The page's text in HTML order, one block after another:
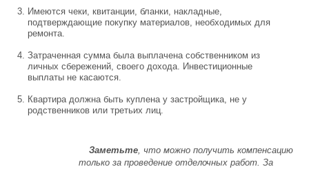
Имеются чеки, квитанции, бланки, накладные,
подтверждающие покупку материалов, необходимых для
ремонта.
Затраченная сумма была выплачена собственником из
личных сбережений, своего дохода. Инвестиционные
выплаты не касаются.
Квартира должна быть куплена у застройщика, не у
родственников или третьих лиц.
Заметьте, что можно получить компенсацию
только за проведение отделочных работ. За